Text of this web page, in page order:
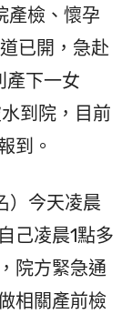
產檢、懷孕
已開，急赴
產下一女
到院，目前
到。
）今天凌晨
己凌晨1點多
院方緊急通
相關產前檢